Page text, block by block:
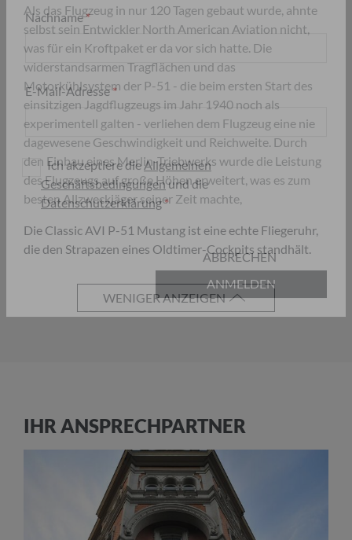
Als das Flugzeug in nur 120 Tagen gebaut wurde, ahnte
selbst sein Entwickler North American Aviation nicht,
was für ein Kroftpaket er da vor sich hatte. Die
widerstandsarmen Tragflächen und das
Motorkühlsystem der P-51 - die beim ersten Start des
einsitzigen Jagdflugzeugs im Jahr 1940 noch als
experimentell galten - verliehen dem Flugzeug eine nie
dagewesene Geschwindigkeit und Reichweite. Durch
den Einbau eines Merlin-Triebwerks wurde die Leistung
des Flugzeugs auf große Höhen erweitert, was es zum
besten Allzweckjäger seiner Zeit machte,
Die Classic AVI P-51 Mustang ist eine echte Fliegeruhr,
die den Strapazen eines Oldtimer-Cockpits standhält.
WENIGER ANZEIGEN
IHR ANSPRECHPARTNER
Nachname
E-Mail-Adresse
Ich akzeptiere dieAllgemeinen
Geschäftsbedingungen
Datenschutzerklärung
ABBRECHEN
ANMELDEN